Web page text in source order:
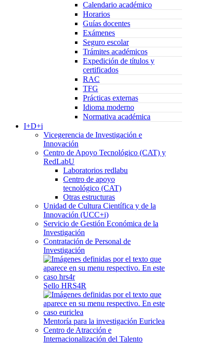
Calendario académico
Horarios
Guías docentes
Exámenes
Seguro escolar
Trámites académicos
Expedición de títulos y
certificados
RAC
TFG
Prácticas externas
Idioma moderno
Normativa académica
I+D+i
Vicegerencia de Investigación e
Innovación
Centro de Apoyo Tecnológico (CAT) y
RedLabU
Laboratorios redlabu
Centro de apoyo
tecnológico (CAT)
Otras estructuras
Unidad de Cultura Científica y de la
Innovación (UCC+i)
Servicio de Gestión Económica de la
Investigación
Contratación de Personal de
Investigación
Sello HRS4R
Mentoría para la investigación Euriclea
Centro de Atracción e
Internacionalización del Talento